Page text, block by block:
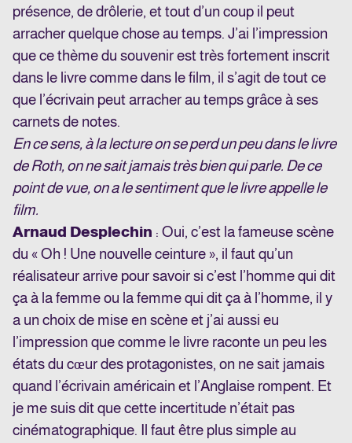
présence, de drôlerie, et tout d’un coup il peut
arracher quelque chose au temps. J’ai l’impression
que ce thème du souvenir est très fortement inscrit
dans le livre comme dans le film, il s’agit de tout ce
que l’écrivain peut arracher au temps grâce à ses
carnets de notes.
En ce sens, à la lecture on se perd un peu dans le livre
de Roth, on ne sait jamais très bien qui parle. De ce
point de vue, on a le sentiment que le livre appelle le
film.
Arnaud Desplechin : Oui, c’est la fameuse scène
du « Oh ! Une nouvelle ceinture », il faut qu’un
réalisateur arrive pour savoir si c’est l’homme qui dit
ça à la femme ou la femme qui dit ça à l’homme, il y
a un choix de mise en scène et j’ai aussi eu
l’impression que comme le livre raconte un peu les
états du cœur des protagonistes, on ne sait jamais
quand l’écrivain américain et l’Anglaise rompent. Et
je me suis dit que cette incertitude n’était pas
cinématographique. Il faut être plus simple au